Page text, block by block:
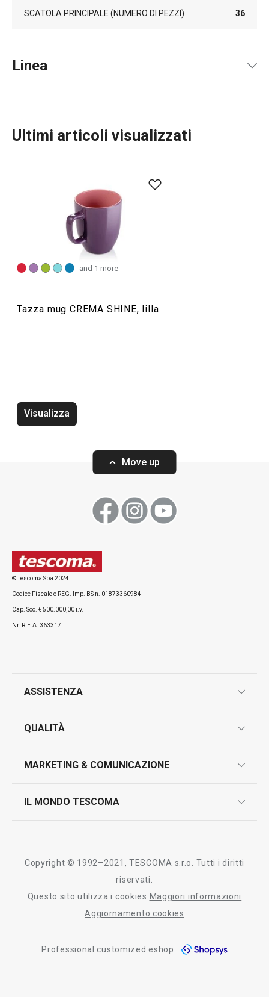
SCATOLA PRINCIPALE (NUMERO DI PEZZI) 36
Linea
Servire in tavola
Bevande
Ultimi articoli visualizzati
and 1 more
Tazza mug CREMA SHINE, lilla
Visualizza
Move up
© Tescoma Spa 2024
Codice Fiscale e REG. Imp. BS n. 01873360984
Cap. Soc. € 500.000,00 i.v.
Nr. R.E.A. 363317
ASSISTENZA
contatti
QUALITÀ
test sui prodotti
MARKETING & COMUNICAZIONE
IL MONDO TESCOMA
Tescoma nel mondo
informativa whistleblowing
Copyright © 1992–2021, TESCOMA s.r.o. Tutti i diritti
riservati.
Questo sito utilizza i cookies Maggiori informazioni
Aggiornamento cookies
Professional customized eshop